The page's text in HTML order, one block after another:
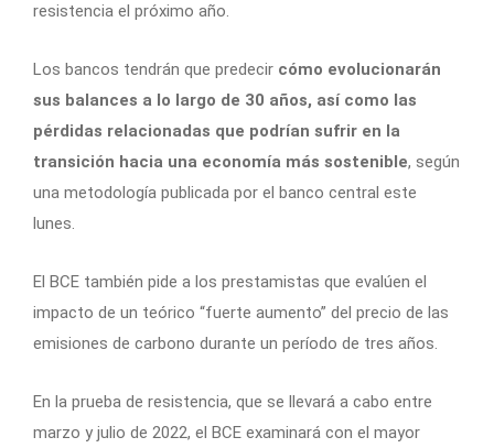
resistencia el próximo año.
Los bancos tendrán que predecir cómo evolucionarán
sus balances a lo largo de 30 años, así como las
pérdidas relacionadas que podrían sufrir en la
transición hacia una economía más sostenible, según
una metodología publicada por el banco central este
lunes.
El BCE también pide a los prestamistas que evalúen el
impacto de un teórico “fuerte aumento” del precio de las
emisiones de carbono durante un período de tres años.
En la prueba de resistencia, que se llevará a cabo entre
marzo y julio de 2022, el BCE examinará con el mayor